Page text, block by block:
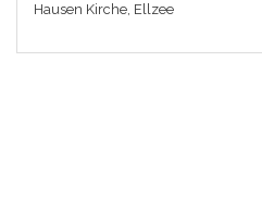
Hausen Kirche, Ellzee